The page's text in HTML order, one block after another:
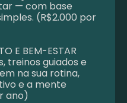
— com base
(R$2.000 por
E BEM-ESTAR
treinos guiados e
na sua rotina,
e a mente
ano)